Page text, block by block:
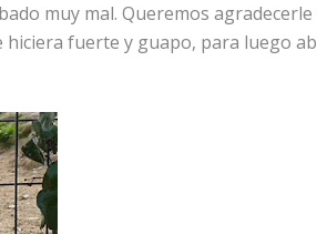
muy mal. Queremos
hiciera fuerte y guapo, para luego